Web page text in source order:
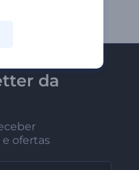
da
ofertas